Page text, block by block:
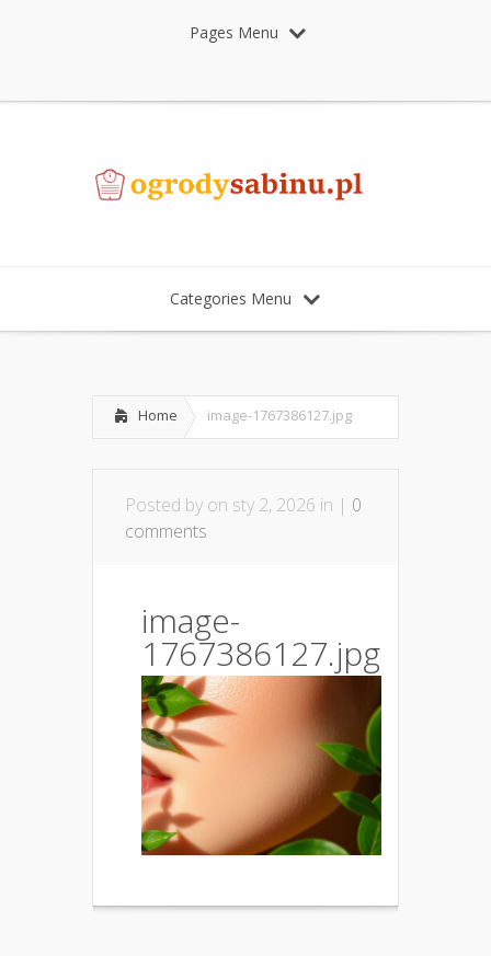
Pages Menu
Categories Menu
Home image-1767386127.jpg
Posted by on sty 2, 2026 in | 0
comments
image-
1767386127.jpg